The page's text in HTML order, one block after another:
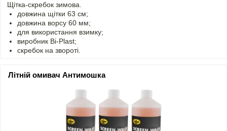
Щітка-скребок зимова.
довжина щітки 63 см;
довжина ворсу 60 мм;
для використання взимку;
виробник Bi-Plast;
скребок на звороті.
Літній омивач Антимошка